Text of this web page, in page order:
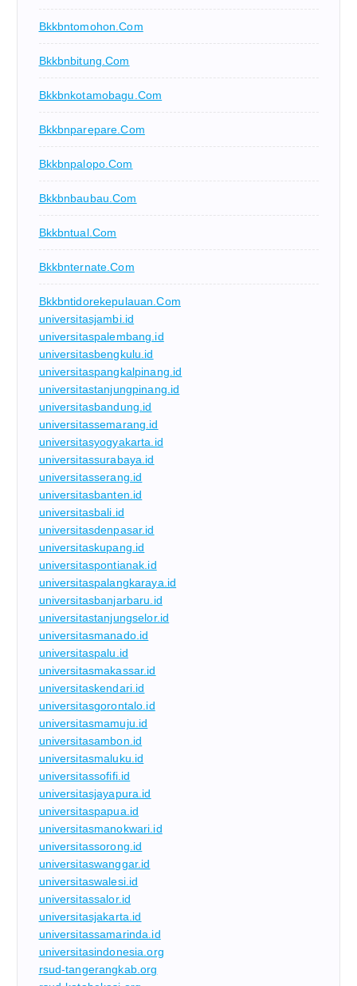
Bkkbntomohon.com
Bkkbnbitung.com
Bkkbnkotamobagu.com
Bkkbnparepare.com
Bkkbnpalopo.com
Bkkbnbaubau.com
Bkkbntual.com
Bkkbnternate.com
Bkkbntidorekepulauan.com
universitasjambi.id
universitaspalembang.id
universitasbengkulu.id
universitaspangkalpinang.id
universitastanjungpinang.id
universitasbandung.id
universitassemarang.id
universitasyogyakarta.id
universitassurabaya.id
universitasserang.id
universitasbanten.id
universitasbali.id
universitasdenpasar.id
universitaskupang.id
universitaspontianak.id
universitaspalangkaraya.id
universitasbanjarbaru.id
universitastanjungselor.id
universitasmanado.id
universitaspalu.id
universitasmakassar.id
universitaskendari.id
universitasgorontalo.id
universitasmamuju.id
universitasambon.id
universitasmaluku.id
universitassofifi.id
universitasjayapura.id
universitaspapua.id
universitasmanokwari.id
universitassorong.id
universitaswanggar.id
universitaswalesi.id
universitassalor.id
universitasjakarta.id
universitassamarinda.id
universitasindonesia.org
rsud-tangerangkab.org